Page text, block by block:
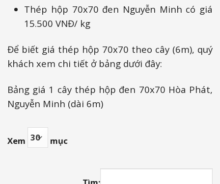
Thép hộp 70x70 đen Nguyễn Minh có giá
15.500 VNĐ/ kg
Để biết giá thép hộp 70x70 theo cây (6m), quý
khách xem chi tiết ở bảng dưới đây:
Bảng giá 1 cây thép hộp đen 70x70 Hòa Phát,
Nguyễn Minh (dài 6m)
Xem mục